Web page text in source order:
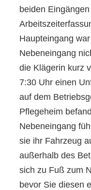
beiden
Haupteingang
Nebeneingang
die Klägerin kurz
7:30 Uhr einen
auf dem
Pflegeheim
Nebeneingang
sie ihr Fahrzeug
außerhalb des
sich zu Fuß zum
bevor Sie diesen